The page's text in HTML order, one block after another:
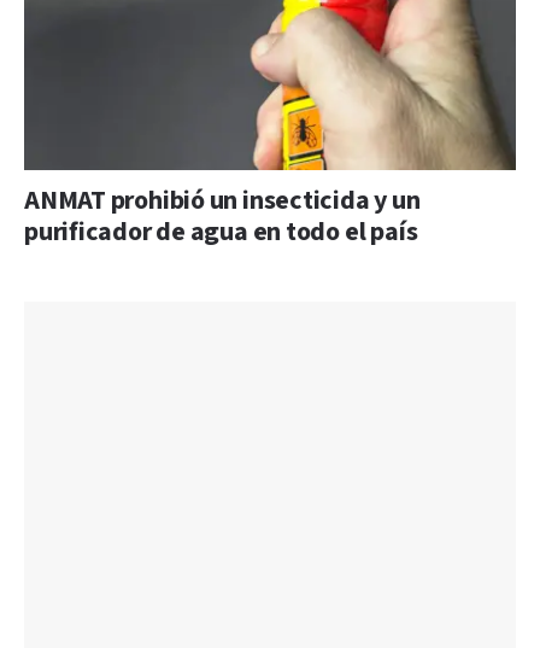
ANMAT prohibió un insecticida y un
purificador de agua en todo el país